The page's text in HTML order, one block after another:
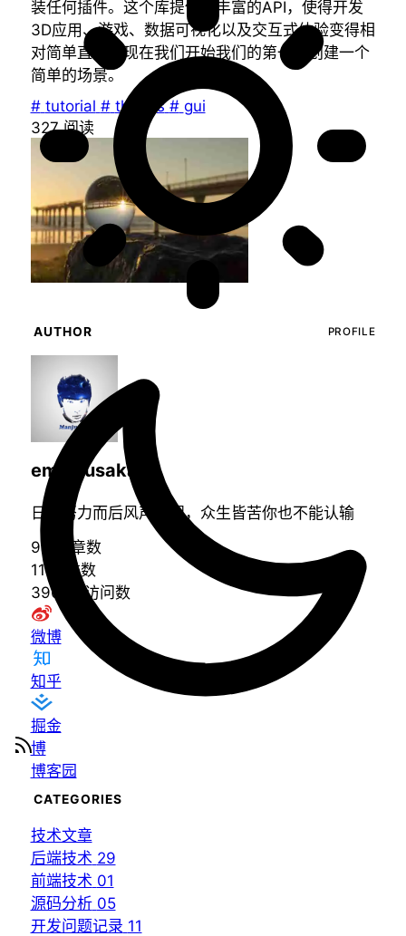
装任何插件。这个库提供了丰富的API，使得开发
3D应用、游戏、数据可视化以及交互式体验变得相
对简单直觉。现在我们开始我们的第一步创建一个
简单的场景。
# tutorial # threejs # gui
327 阅读
AUTHOR PROFILE
emanjusaka
日益努力而后风声水起，众生皆苦你也不能认输
99
文章数
11
分类数
39680
访问数
微博
知乎
掘金
博
博客园
CATEGORIES
技术文章
后端技术 29
前端技术 01
源码分析 05
开发问题记录 11